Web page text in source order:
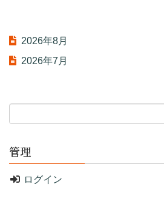
2026年8月
2026年7月
管理
ログイン